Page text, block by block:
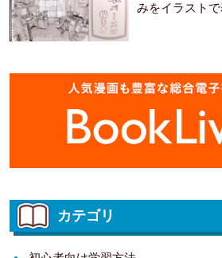
みをイラストで
カテゴリ